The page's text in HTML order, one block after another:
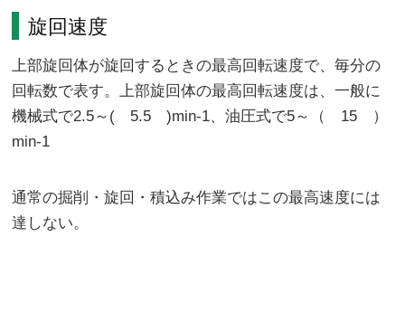
旋回速度
上部旋回体が旋回するときの最高回転速度で、毎分の
回転数で表す。上部旋回体の最高回転速度は、一般に
機械式で2.5～( 5.5 )min-1、油圧式で5～（ 15 ）
min-1
通常の掘削・旋回・積込み作業ではこの最高速度には
達しない。